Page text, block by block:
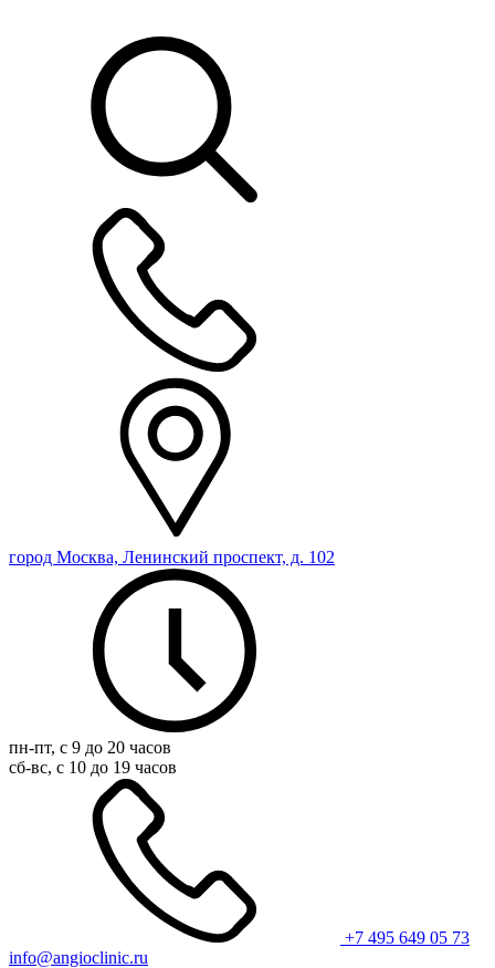
город Москва, Ленинский проспект, д. 102
пн-пт, с 9 до 20 часов
сб-вс, с 10 до 19 часов
+7 495 649 05 73
info@angioclinic.ru